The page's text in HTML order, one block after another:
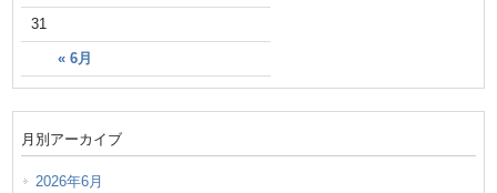
« 6月
31
月別アーカイブ
2026年6月